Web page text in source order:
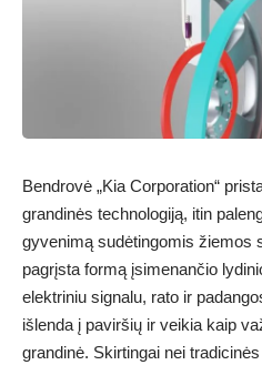
Bendrovė „Kia Corporation“
grandinės technologiją, itin
gyvenimą sudėtingomis žiemos
pagrįsta formą įsimenančio
elektriniu signalu, rato ir
išlenda į paviršių ir veikia kaip
grandinė. Skirtingai nei